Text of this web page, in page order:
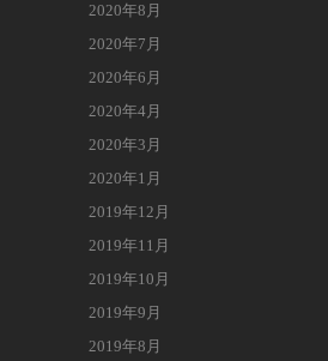
2020年8月
2020年7月
2020年6月
2020年4月
2020年3月
2020年1月
2019年12月
2019年11月
2019年10月
2019年9月
2019年8月